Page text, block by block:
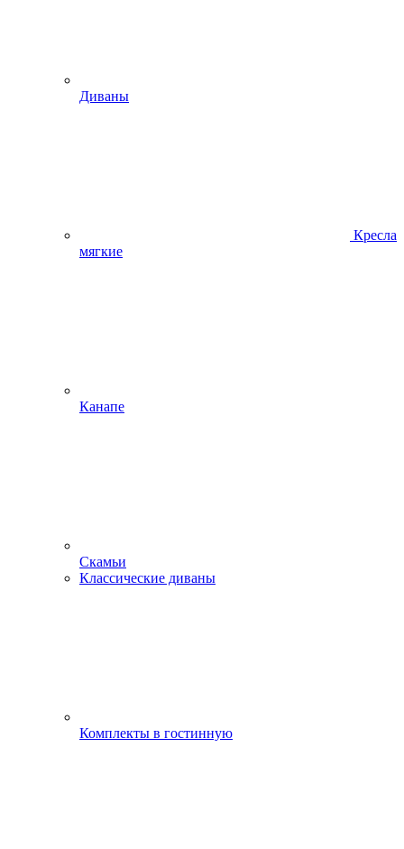
Диваны
Кресла
мягкие
Канапе
Скамьи
Классические диваны
Комплекты в гостинную